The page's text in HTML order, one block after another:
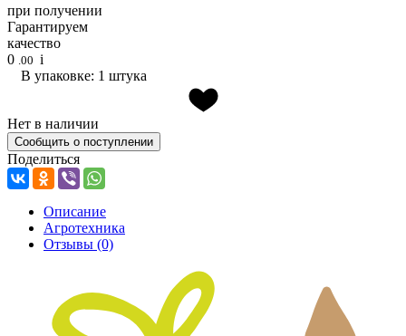
при получении
Гарантируем
качество
0 .00 i
В упаковке: 1 штука
Нет в наличии
Сообщить о поступлении
Поделиться
Описание
Агротехника
Отзывы (0)